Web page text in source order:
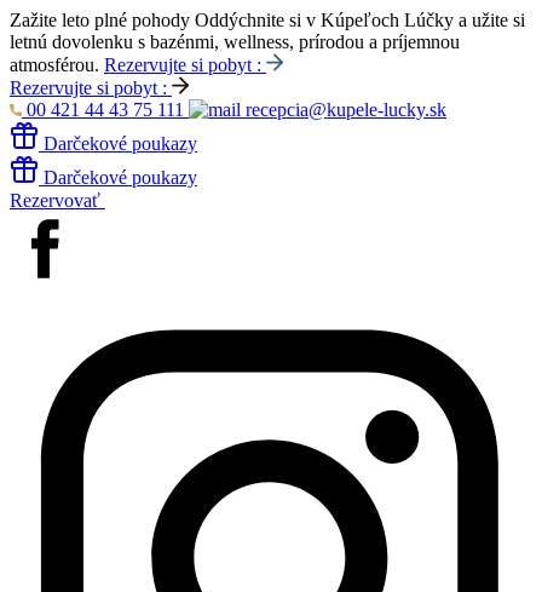
Zažite leto plné pohody Oddýchnite si v Kúpeľoch Lúčky a užite si
letnú dovolenku s bazénmi, wellness, prírodou a príjemnou
atmosférou. Rezervujte si pobyt :
Rezervujte si pobyt :
00 421 44 43 75 111
recepcia@kupele-lucky.sk
Darčekové poukazy
Darčekové poukazy
Rezervovať